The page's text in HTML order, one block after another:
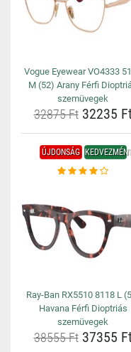
Vogue Eyewear VO4333
M (52) Arany Férfi
szemüvegek
32875 Ft32235
ÚJDONSÁG
Ray-Ban RX5510 8118 L
Havana Férfi Dioptriás
szemüvegek
38555 Ft37355